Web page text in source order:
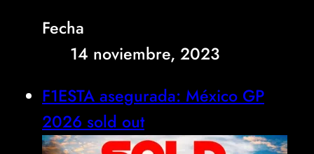
Fecha
14 noviembre, 2023
F1ESTA asegurada: México GP
2026 sold out